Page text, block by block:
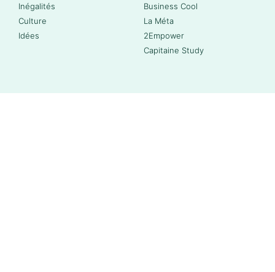
Inégalités
Culture
Idées
Business Cool
La Méta
2Empower
Capitaine Study